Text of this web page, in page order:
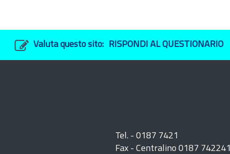
Valuta questo sito: RISPONDI AL QUESTIONARIO
Tel. - 0187 7421
Fax - Centralino 0187 742241